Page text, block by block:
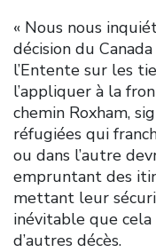
« Nous nous
décision du
l’Entente sur les
l’appliquer à la
chemin Roxham,
réfugiées qui
ou dans l’autre
empruntant des
mettant leur
inévitable que
d’autres décès.